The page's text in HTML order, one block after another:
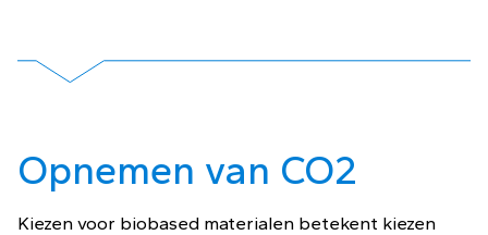
Opnemen van CO2
Kiezen voor biobased materialen betekent kiezen